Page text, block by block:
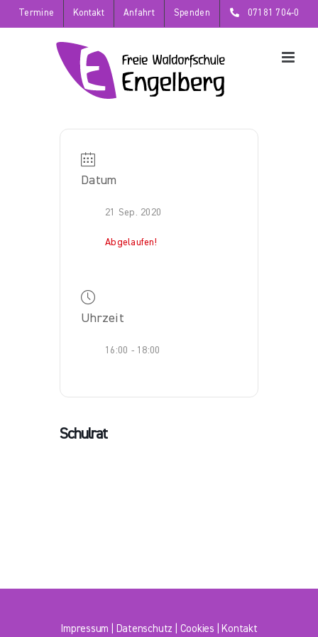
Zum
Inhalt
Termine Kontakt Anfahrt Spenden 07181 704-0
Datum
21 Sep. 2020
Abgelaufen!
Uhrzeit
16:00 - 18:00
Schulrat
Impressum Datenschutz Cookies Kontakt